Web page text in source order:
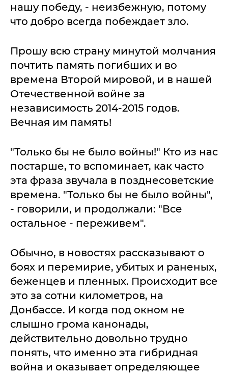
нашу победу, - неизбежную, потому
что добро всегда побеждает зло.
Прошу всю страну минутой молчания
почтить память погибших и во
времена Второй мировой, и в нашей
Отечественной войне за
независимость 2014-2015 годов.
Вечная им память!
"Только бы не было войны!" Кто из нас
постарше, то вспоминает, как часто
эта фраза звучала в позднесоветские
времена. "Только бы не было войны",
- говорили, и продолжали: "Все
остальное - переживем".
Обычно, в новостях рассказывают о
боях и перемирие, убитых и раненых,
беженцев и пленных. Происходит все
это за сотни километров, на
Донбассе. И когда под окном не
слышно грома канонады,
действительно довольно трудно
понять, что именно эта гибридная
война и оказывает определяющее